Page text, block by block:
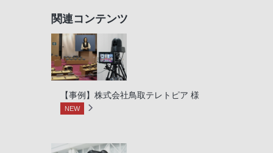
関連コンテンツ
【事例】株式会社鳥取テレトピア 様
NEW